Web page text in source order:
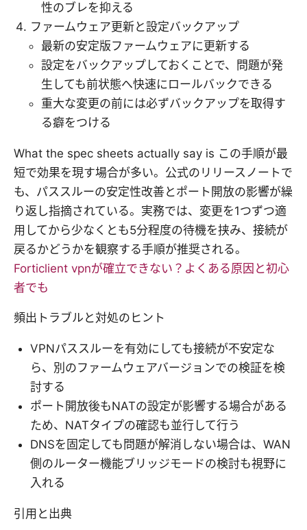
性のブレを抑える
ファームウェア更新と設定バックアップ
最新の安定版ファームウェアに更新する
設定をバックアップしておくことで、問題が発
生しても前状態へ快速にロールバックできる
重大な変更の前には必ずバックアップを取得す
る癖をつける
What the spec sheets actually say is この手順が最
短で効果を現す場合が多い。公式のリリースノートで
も、パススルーの安定性改善とポート開放の影響が繰
り返し指摘されている。実務では、変更を1つずつ適
用してから少なくとも5分程度の待機を挟み、接続が
戻るかどうかを観察する手順が推奨される。
Forticlient vpnが確立できない？よくある原因と初心
者でも
頻出トラブルと対処のヒント
VPNパススルーを有効にしても接続が不安定な
ら、別のファームウェアバージョンでの検証を検
討する
ポート開放後もNATの設定が影響する場合がある
ため、NATタイプの確認も並行して行う
DNSを固定しても問題が解消しない場合は、WAN
側のルーター機能ブリッジモードの検討も視野に
入れる
引用と出典